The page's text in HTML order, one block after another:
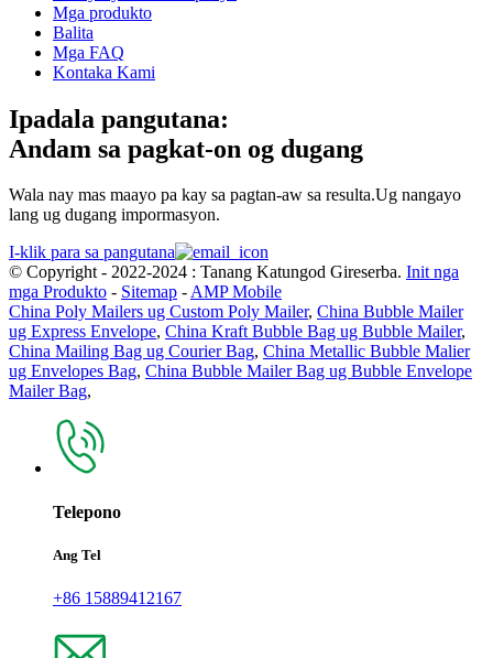
Mga produkto
Balita
Mga FAQ
Kontaka Kami
Ipadala pangutana:
Andam sa pagkat-on og dugang
Wala nay mas maayo pa kay sa pagtan-aw sa resulta.Ug nangayo
lang ug dugang impormasyon.
I-klik para sa pangutana
© Copyright - 2022-2024 : Tanang Katungod Gireserba. Init nga
mga Produkto - Sitemap -AMP Mobile
China Poly Mailers ug Custom Poly Mailer, China Bubble Mailer
ug Express Envelope, China Kraft Bubble Bag ug Bubble Mailer,
China Mailing Bag ug Courier Bag, China Metallic Bubble Malier
ug Envelopes Bag, China Bubble Mailer Bag ug Bubble Envelope
Mailer Bag,
Telepono
Ang Tel
+86 15889412167